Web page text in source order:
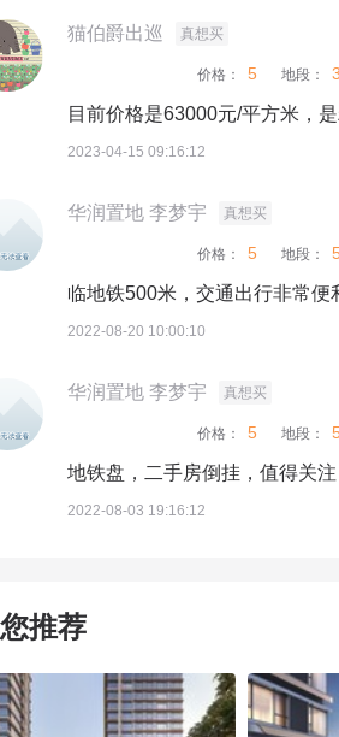
猫伯爵出巡 真想买
价格： 5 地段： 3
目前价格是63000元/平方米，
2023-04-15 09:16:12
华润置地 李梦宇 真想买
价格： 5 地段：
临地铁500米，交通出行非常
2022-08-20 10:00:10
华润置地 李梦宇 真想买
价格： 5 地段：
地铁盘，二手房倒挂，值得关注
2022-08-03 19:16:12
推荐